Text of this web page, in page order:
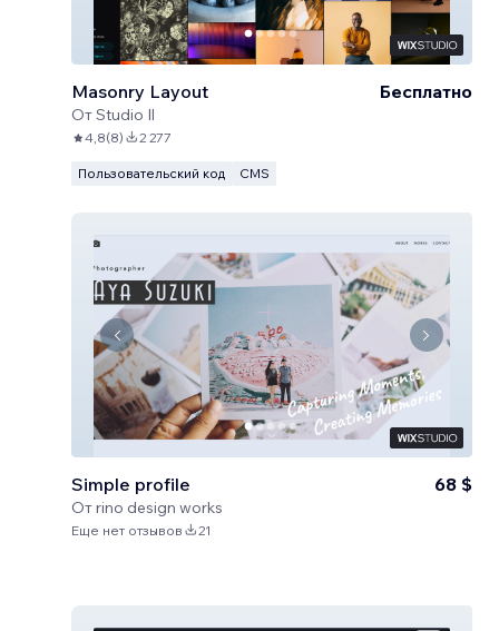
Masonry Layout
ОтStudio Il
Бесплатно
4,8(8) 2 277
Пользовательский код CMS
Simple profile
Отrino design works
68 $
Еще нет отзывов 21